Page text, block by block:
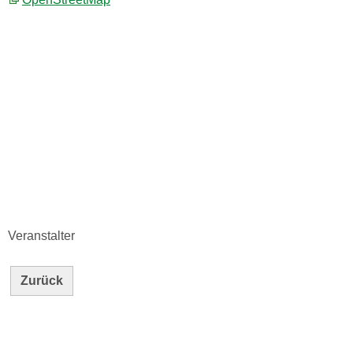
Veranstalter
Zurück